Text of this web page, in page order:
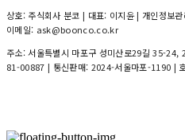
상호: 주식회사 분코 | 대표: 이지윤 | 개인정보
이메일: ask@boonco.co.kr
주소: 서울특별시 마포구 성미산로29길 35-24,
81-00887 | 통신판매: 2024-서울마포-1190 |